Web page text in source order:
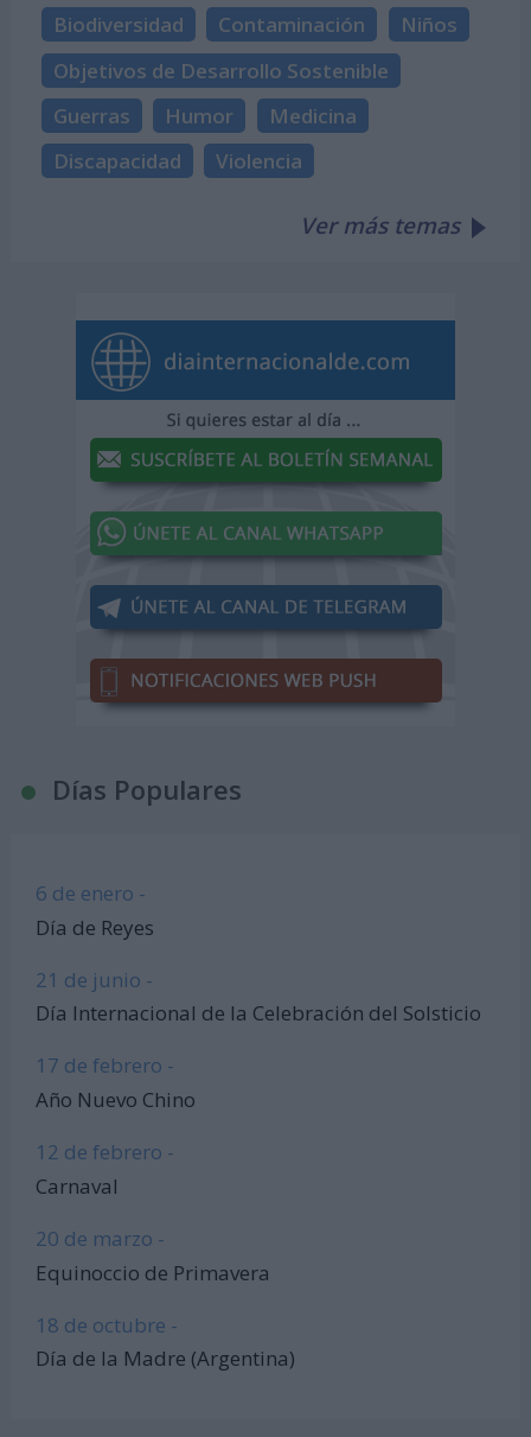
Biodiversidad Contaminación
Niños
Objetivos de Desarrollo Sostenible
Guerras
Humor
Medicina
Discapacidad
Violencia
Ver más temas
Días Populares
6 de enero -
Día de Reyes
21 de junio -
Día Internacional de la Celebración del Solsticio
17 de febrero -
Año Nuevo Chino
12 de febrero -
Carnaval
20 de marzo -
Equinoccio de Primavera
18 de octubre -
Día de la Madre (Argentina)